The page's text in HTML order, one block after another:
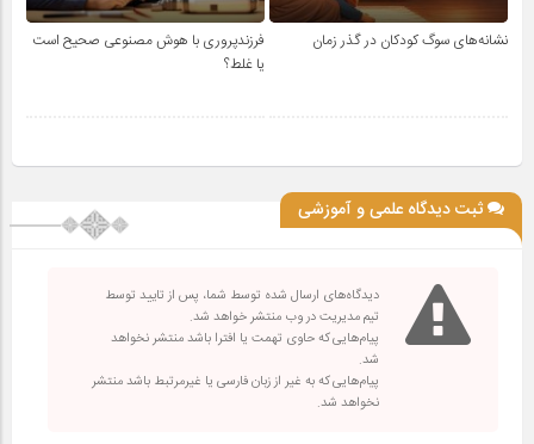
نشانه‌های سوگ کودکان در گذر زمان
فرزندپروری با هوش مصنوعی صحیح است
یا غلط؟
ثبت دیدگاه علمی و آموزشی
دیدگاه‌های ارسال شده توسط شما، پس از تایید توسط
تیم مدیریت در وب منتشر خواهد شد.
پیام‌هایی که حاوی تهمت یا افترا باشد منتشر نخواهد
شد.
پیام‌هایی که به غیر از زبان فارسی یا غیرمرتبط باشد منتشر
نخواهد شد.